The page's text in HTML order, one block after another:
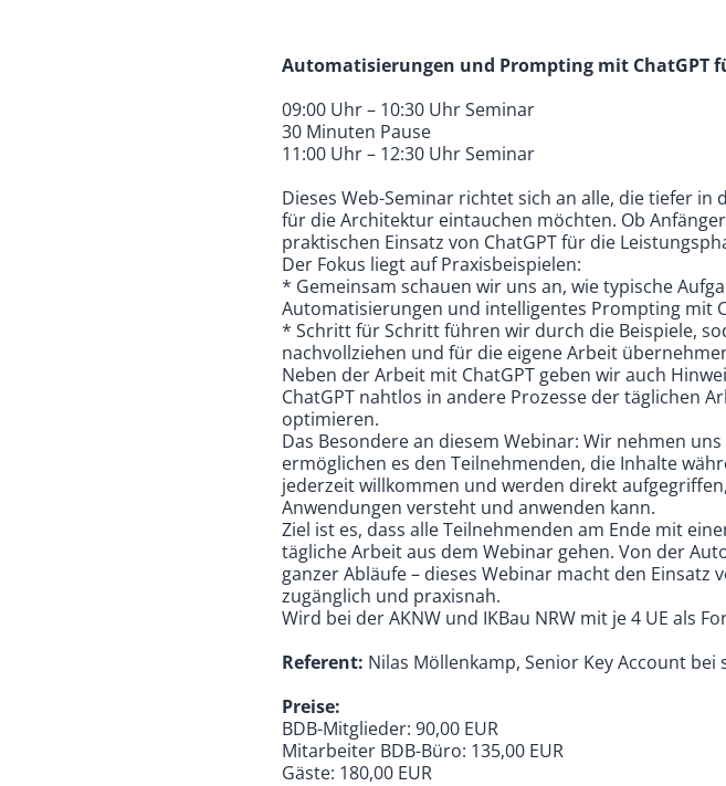
Automatisierungen und Prompting mit ChatGPT
09:00 Uhr – 10:30 Uhr Seminar
30 Minuten Pause
11:00 Uhr – 12:30 Uhr Seminar
Dieses Web-Seminar richtet sich an alle, die tiefer
für die Architektur eintauchen möchten. Ob
praktischen Einsatz von ChatGPT für die
Der Fokus liegt auf Praxisbeispielen:
* Gemeinsam schauen wir uns an, wie typische
Automatisierungen und intelligentes Prompting mit
* Schritt für Schritt führen wir durch die Beispiele,
nachvollziehen und für die eigene Arbeit
Neben der Arbeit mit ChatGPT geben wir auch
ChatGPT nahtlos in andere Prozesse der täglichen
optimieren.
Das Besondere an diesem Webinar: Wir nehmen
ermöglichen es den Teilnehmenden, die Inhalte
jederzeit willkommen und werden direkt
Anwendungen versteht und anwenden kann.
Ziel ist es, dass alle Teilnehmenden am Ende mit
tägliche Arbeit aus dem Webinar gehen. Von der
ganzer Abläufe – dieses Webinar macht den
zugänglich und praxisnah.
Wird bei der AKNW und IKBau NRW mit je 4 UE als
Referent: Nilas Möllenkamp, Senior Key Account bei
Preise:
BDB-Mitglieder: 90,00 EUR
Mitarbeiter BDB-Büro: 135,00 EUR
Gäste: 180,00 EUR